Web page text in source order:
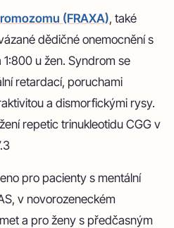
(FRAXA), také
dědičné onemocnění s
u žen. Syndrom se
retardací, poruchami
a dismorfickými rysy.
repetic trinukleotidu CGG v
pro pacienty s mentální
v novorozeneckém
a pro ženy s předčasným